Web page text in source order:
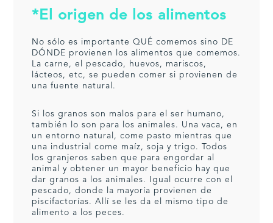
*El origen de los alimentos
No sólo es importante QUÉ comemos sino DE
DÓNDE provienen los alimentos que comemos.
La carne, el pescado, huevos, mariscos,
lácteos, etc, se pueden comer si provienen de
una fuente natural.
Si los granos son malos para el ser humano,
también lo son para los animales. Una vaca, en
un entorno natural, come pasto mientras que
una industrial come maíz, soja y trigo. Todos
los granjeros saben que para engordar al
animal y obtener un mayor beneficio hay que
dar granos a los animales. Igual ocurre con el
pescado, donde la mayoría provienen de
piscifactorías. Allí se les da el mismo tipo de
alimento a los peces.